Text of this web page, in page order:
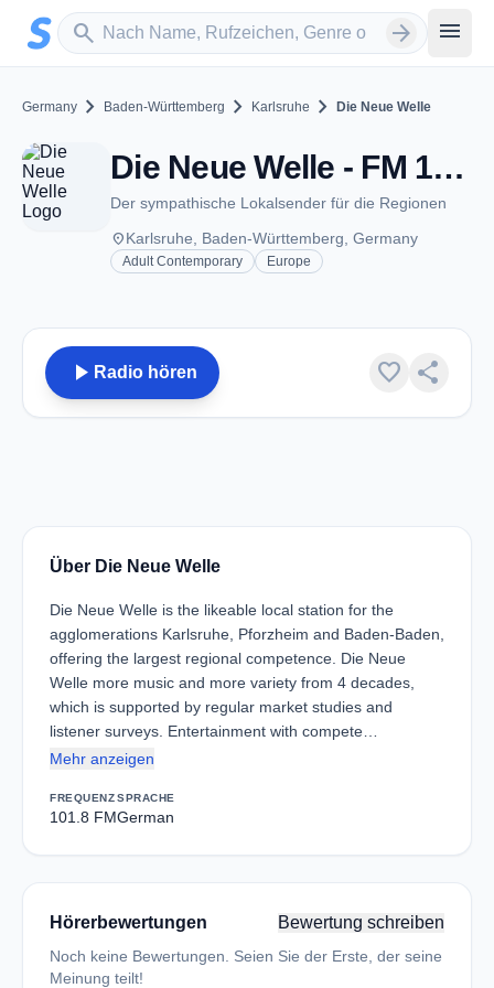
Zum Hauptinhalt springen
search
Sender suchen arrow_forward menu
Germany chevron_right Baden-Württemberg chevron_right Karlsruhe chevron_right Die Neue Welle
Die Neue Welle - FM 101.8 - Karlsruhe
Der sympathische Lokalsender für die Regionen
placeKarlsruhe, Baden-Württemberg, Germany
Adult Contemporary Europe
play_arrow Radio hören favorite share
Über Die Neue Welle
Die Neue Welle is the likeable local station for the
agglomerations Karlsruhe, Pforzheim and Baden-Baden,
offering the largest regional competence. Die Neue
Welle more music and more variety from 4 decades,
which is supported by regular market studies and
listener surveys. Entertainment with compete…
Mehr anzeigen
FREQUENZ
101.8 FM
SPRACHE
German
Hörerbewertungen Bewertung schreiben
Noch keine Bewertungen. Seien Sie der Erste, der seine
Meinung teilt!